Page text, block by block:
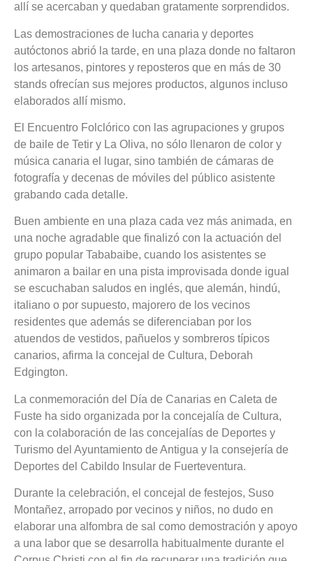
allí se acercaban y quedaban gratamente sorprendidos.
Las demostraciones de lucha canaria y deportes
autóctonos abrió la tarde, en una plaza donde no faltaron
los artesanos, pintores y reposteros que en más de 30
stands ofrecían sus mejores productos, algunos incluso
elaborados allí mismo.
El Encuentro Folclórico con las agrupaciones y grupos
de baile de Tetir y La Oliva, no sólo llenaron de color y
música canaria el lugar, sino también de cámaras de
fotografía y decenas de móviles del público asistente
grabando cada detalle.
Buen ambiente en una plaza cada vez más animada, en
una noche agradable que finalizó con la actuación del
grupo popular Tababaibe, cuando los asistentes se
animaron a bailar en una pista improvisada donde igual
se escuchaban saludos en inglés, que alemán, hindú,
italiano o por supuesto, majorero de los vecinos
residentes que además se diferenciaban por los
atuendos de vestidos, pañuelos y sombreros típicos
canarios, afirma la concejal de Cultura, Deborah
Edgington.
La conmemoración del Día de Canarias en Caleta de
Fuste ha sido organizada por la concejalía de Cultura,
con la colaboración de las concejalías de Deportes y
Turismo del Ayuntamiento de Antigua y la consejería de
Deportes del Cabildo Insular de Fuerteventura.
Durante la celebración, el concejal de festejos, Suso
Montañez, arropado por vecinos y niños, no dudo en
elaborar una alfombra de sal como demostración y apoyo
a una labor que se desarrolla habitualmente durante el